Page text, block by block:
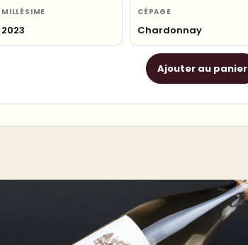
MILLÉSIME
2023
CÉPAGE
Chardonnay
Ajouter au panier